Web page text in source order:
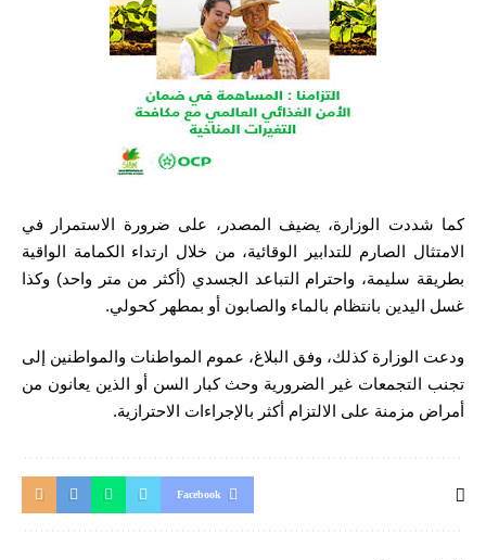
كما شددت الوزارة، يضيف المصدر، على ضرورة الاستمرار في
الامتثال الصارم للتدابير الوقائية، من خلال ارتداء الكمامة الواقية
بطريقة سليمة، واحترام التباعد الجسدي (أكثر من متر واحد) وكذا
غسل اليدين بانتظام بالماء والصابون أو بمطهر كحولي.
ودعت الوزارة كذلك، وفق البلاغ، عموم المواطنات والمواطنين إلى
تجنب التجمعات غير الضرورية وحث كبار السن أو الذين يعانون من
أمراض مزمنة على الالتزام أكثر بالإجراءات الاحترازية.
Facebook